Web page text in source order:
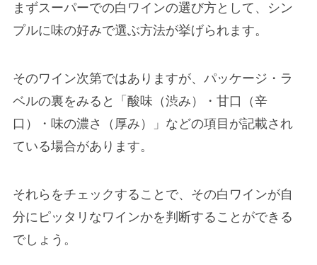
まずスーパーでの白ワインの選び方として、シン
プルに味の好みで選ぶ方法が挙げられます。
そのワイン次第ではありますが、パッケージ・ラ
ベルの裏をみると「酸味（渋み）・甘口（辛
口）・味の濃さ（厚み）」などの項目が記載され
ている場合があります。
それらをチェックすることで、その白ワインが自
分にピッタリなワインかを判断することができる
でしょう。